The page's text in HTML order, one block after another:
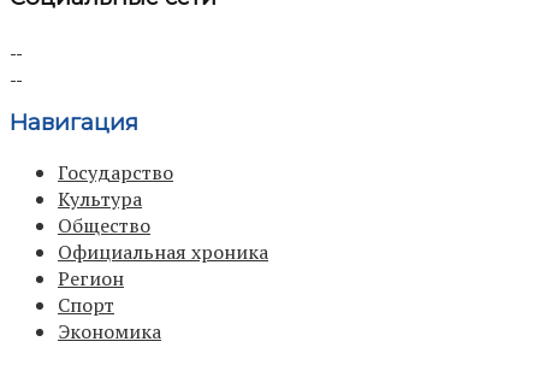
Навигация
Государство
Культура
Общество
Официальная хроника
Регион
Спорт
Экономика